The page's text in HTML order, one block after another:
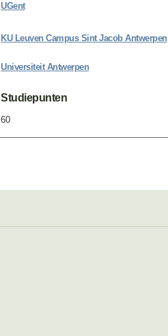
UGent
KU Leuven Campus Sint Jacob Antwerpen
Universiteit Antwerpen
Studiepunten
60